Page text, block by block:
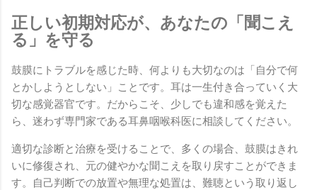
正しい初期対応が、あなたの「聞こえ
る」を守る
鼓膜にトラブルを感じた時、何よりも大切なのは「自分で何
とかしようとしない」ことです。耳は一生付き合っていく大
切な感覚器官です。だからこそ、少しでも違和感を覚えた
ら、迷わず専門家である耳鼻咽喉科医に相談してください。
適切な診断と治療を受けることで、多くの場合、鼓膜はきれ
いに修復され、元の健やかな聞こえを取り戻すことができま
す。自己判断での放置や無理な処置は、難聴という取り返し